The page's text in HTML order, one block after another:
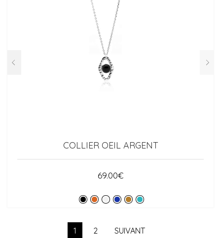
COLLIER OEIL ARGENT
69.00€
1 2 SUIVANT